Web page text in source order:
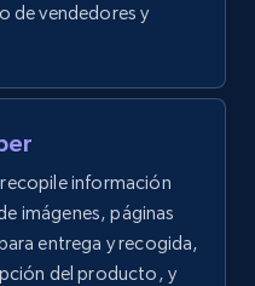
de vendedores y
información
imágenes, páginas
entrega y recogida,
del producto, y